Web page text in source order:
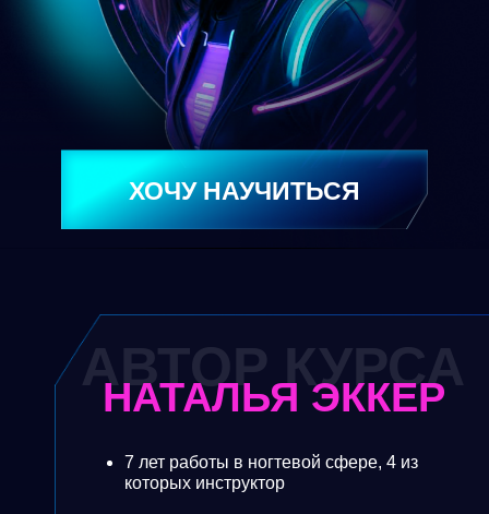
ХОЧУ НАУЧИТЬСЯ
АВТОР КУРСА
НАТАЛЬЯ ЭККЕР
7 лет работы в ногтевой сфере, 4 из
которых инструктор